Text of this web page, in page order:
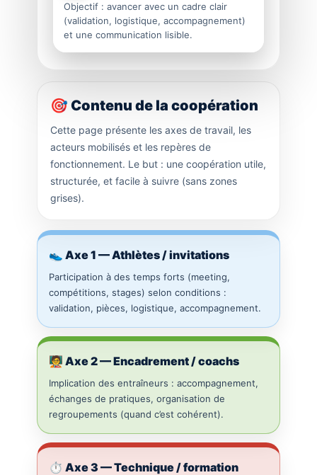
Objectif : avancer avec un cadre clair
(validation, logistique, accompagnement)
et une communication lisible.
🎯 Contenu de la coopération
Cette page présente les axes de travail, les
acteurs mobilisés et les repères de
fonctionnement. Le but : une coopération utile,
structurée, et facile à suivre (sans zones
grises).
👟 Axe 1 — Athlètes / invitations
Participation à des temps forts (meeting,
compétitions, stages) selon conditions :
validation, pièces, logistique, accompagnement.
🧑‍🏫 Axe 2 — Encadrement / coachs
Implication des entraîneurs : accompagnement,
échanges de pratiques, organisation de
regroupements (quand c’est cohérent).
⏱️ Axe 3 — Technique / formation